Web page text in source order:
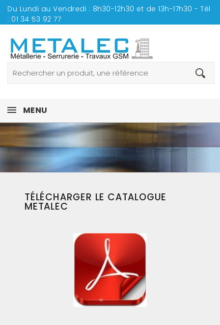
Du Lundi au Vendredi : 8h30-12h30 et de 13h-17h30 - Tél
: 01 34 53 92 77
MENU
TÉLÉCHARGER LE CATALOGUE
METALEC